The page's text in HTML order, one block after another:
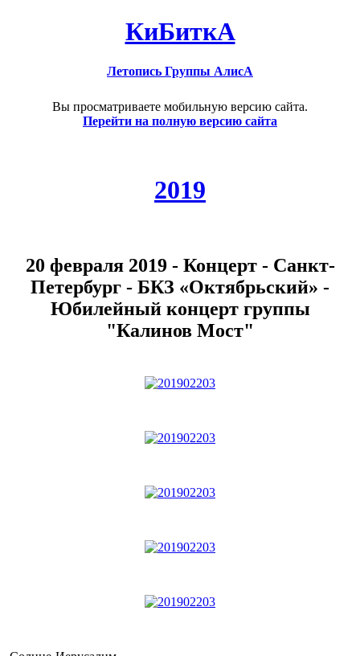
КиБиткА
Летопись Группы АлисА
Вы просматриваете мобильную версию сайта.
Перейти на полную версию сайта
2019
20 февраля 2019 - Концерт - Санкт-
Петербург - БКЗ «Октябрьский» -
Юбилейный концерт группы
"Калинов Мост"